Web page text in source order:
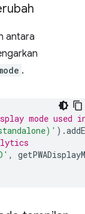
antara
.
mode used
).
,